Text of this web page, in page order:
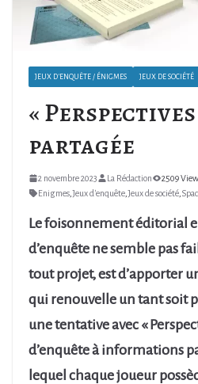
JEUX D'ENQUÊTE / ÉNIGMES JEUX DE SOCIÉTÉ
«
partagée
2 novembre 2023 La Rédaction
2509
Enigmes Jeux d'enquête Jeux de société
Le foisonnement éditorial
d’enquête ne semble pas
tout projet, est d’apporter
qui renouvelle un tant soit
une tentative avec «
d’enquête à informations
lequel chaque joueur